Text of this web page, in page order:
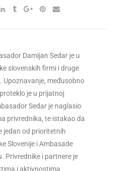
Damijan Sedar je u
slovenskih firmi i druge
Upoznavanje, međusobno
je u prijatnoj
Sedar je naglasio
privrednika, te istakao da
jedan od prioritetnih
Slovenije i Ambasade
Privrednike i partnere je
i aktivnostima